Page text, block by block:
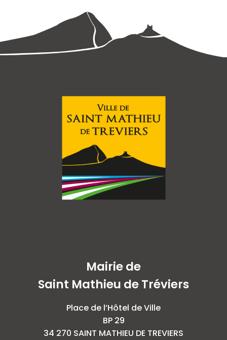
Mairie de
Saint Mathieu de Tréviers
Place de l’Hôtel de Ville
BP 29
34 270 SAINT MATHIEU DE TREVIERS